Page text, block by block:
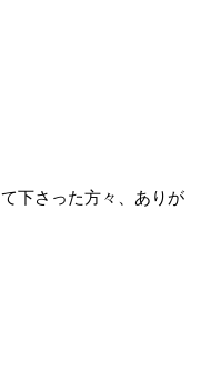
下さった方々、ありが